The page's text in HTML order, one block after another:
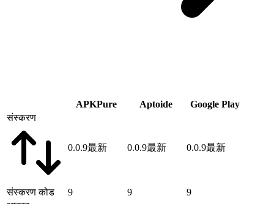
APKPure Aptoide
Google Play
संस्करण
0.0.9最新 0.0.9最新 0.0.9最新
संस्करण कोड 9 9
9